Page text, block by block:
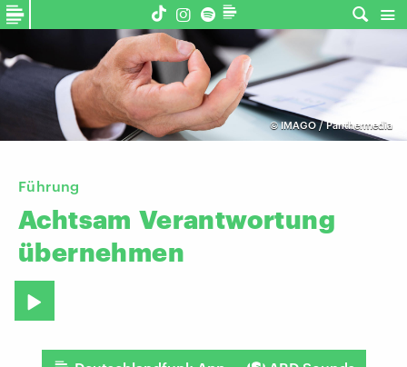
©IMAGO / Panthermedia
Führung
Achtsam Verantwortung
übernehmen